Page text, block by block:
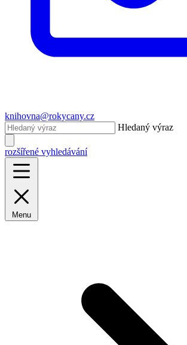
knihovna@rokycany.cz
Hledaný výraz
rozšířené vyhledávání
Menu